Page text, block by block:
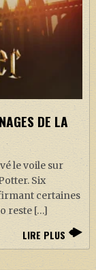
DE LA
le voile sur
Six
certaines
reste […]
LIRE PLUS